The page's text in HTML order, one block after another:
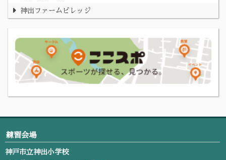
神出ファームビレッジ
練習会場
神戸市立神出小学校